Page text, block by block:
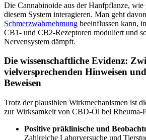
Die Cannabinoide aus der Hanfpflanze,
diesem System interagieren. Man geht
Schmerzwahrnehmung beeinflussen kann,
CB1- und CB2-Rezeptoren moduliert und
Nervensystem dämpft.
Die wissenschaftliche Evidenz:
vielversprechenden Hinweisen
Beweisen
Trotz der plausiblen Wirkmechanismen ist
zur Wirksamkeit von CBD-Öl bei Rheuma-
Positive präklinische und
Zahlreiche Laborversuche und